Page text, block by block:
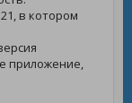
в котором
приложение,